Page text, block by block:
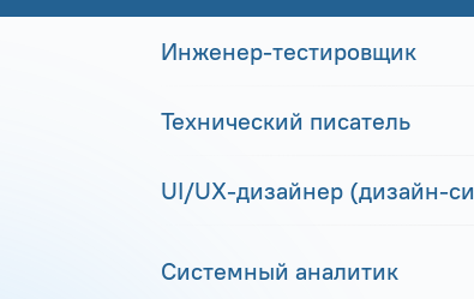
Инженер-тестировщик
Технический писатель
UI/UX-дизайнер (дизайн-
Системный аналитик